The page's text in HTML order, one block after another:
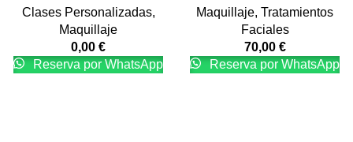
Clases Personalizadas,
Maquillaje
0,00 €
Reserva por WhatsApp
Maquillaje, Tratamientos
Faciales
70,00 €
Reserva por WhatsApp